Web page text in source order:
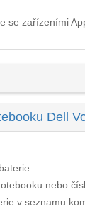
se zařízeními
Dell
nebo
v seznamu